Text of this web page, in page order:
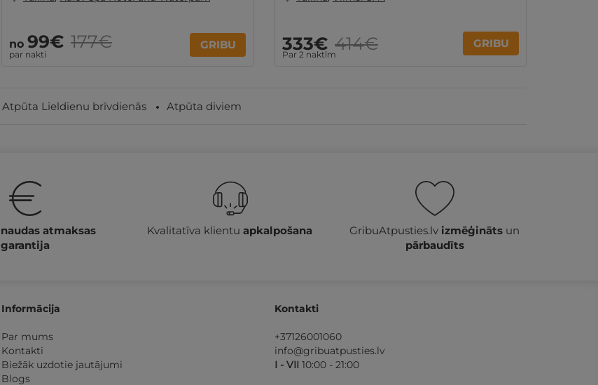
no 99€
par nakti
177€ GRIBU 333€
Par 2 naktīm
414€ GRIBU
Atpūta Lieldienu brīvdienās Atpūta diviem
naudas atmaksas
garantija
Kvalitatīva klientuapkalpošana GribuAtpusties.lv izmēģināts un
pārbaudīts
Informācija
Par mums
Kontakti
Biežāk uzdotie jautājumi
Blogs
Kontakti
+37126001060
info@gribuatpusties.lv
I - VII 10:00 - 21:00